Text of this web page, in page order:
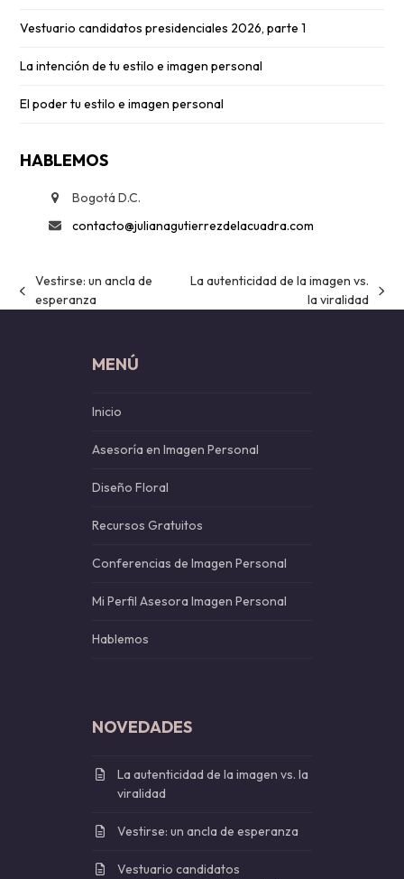
Vestuario candidatos presidenciales 2026, parte 1
La intención de tu estilo e imagen personal
El poder tu estilo e imagen personal
HABLEMOS
Bogotá D.C.
contacto@julianagutierrezdelacuadra.com
previous
Vestirse: un ancla de
esperanza
La autenticidad de la imagen vs.
la viralidad
MENÚ
Inicio
Asesoría en Imagen Personal
Diseño Floral
Recursos Gratuitos
Conferencias de Imagen Personal
Mi Perfil Asesora Imagen Personal
Hablemos
NOVEDADES
La autenticidad de la imagen vs. la
viralidad
Vestirse: un ancla de esperanza
Vestuario candidatos